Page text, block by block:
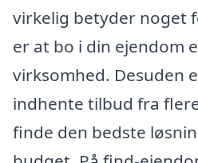
virkelig betyder noget
er at bo i din ejendom
virksomhed. Desuden
indhente tilbud fra
finde den bedste